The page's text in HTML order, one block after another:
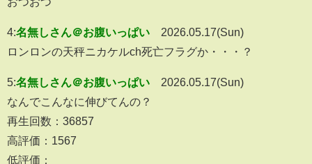
4:名無しさん＠お腹いっぱい
2026.05.17(Sun)
ロンロンの天秤ニカケルch死亡フラグか・・・？
5:名無しさん＠お腹いっぱい
2026.05.17(Sun)
なんでこんなに伸びてんの？
再生回数：36857
高評価：1567
低評価：